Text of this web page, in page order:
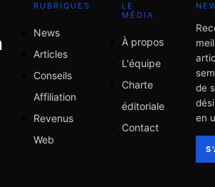
RUBRIQUES
News
Articles
Conseils
Affiliation
Revenus
Web
LE
MÉDIA
À propos
L'équipe
Charte
éditoriale
Contact
de
en